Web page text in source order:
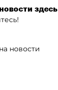
здесь
новости